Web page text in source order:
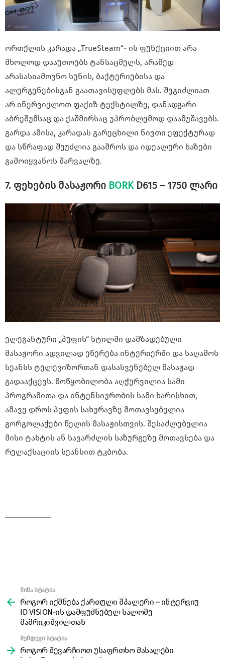
ორთქლის კარადა „TrueSteam“- ის ფუნქციით არა
მხოლოდ დააუთოებს ტანსაცმელს, არამედ
არასასიამოვნო სუნის, ბაქტერიებისა და
ალერგენებისგან გაათავისუფლებს მას. შეგიძლიათ
არ ინერვიულოთ ფაქიზ ტექსტილზე, დანადგარი
აბრეშუმსაც და ქაშმირსაც უპრობლემოდ დაამუშავებს.
გარდა ამისა, კარადას გარეცხილი ნივთი ეფექტურად
და სწრაფად შეუძლია გააშროს და იდეალური ხაზები
გამოიყვანოს შარვალზე.
7. ფეხების მასაჟორი BORKD615 – 1750 ლარი
ელეგანტური „პუფის“ სტილში დამზადებული
მასაჟორი ადვილად ეწერება ინტერიერში და საღამოს
სეანსს ტელევიზორთან დასასვენებელ მასაჟად
გადააქცევს. მოწყობილობა აღჭურვილია სამი
პროგრამითა და ინტენსიურობის სამი ხარისხით,
ამავე დროს პუფის სახურავზე მოთავსებულია
გორგოლაჭები წელის მასაჟისთვის. შესაძლებელია
მისი ტახტის ან სავარძლის საზურგეზე მოთავსება და
რელაქსაციის სეანსით ტკბობა.
more
წინა სტატია
როგორ იქმნება ქართული შპალერი – ინტერვიუ
ID VISION-ის დამფუძნებელ სალომე
მამრიკიშვილთან
შემდეგი სტატია
როგორ შევარჩიოთ უსაფრთხო მასალები